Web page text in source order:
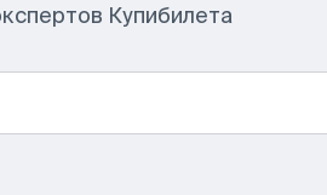
Купибилета